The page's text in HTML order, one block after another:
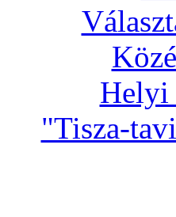
Helyi
"Tisza-